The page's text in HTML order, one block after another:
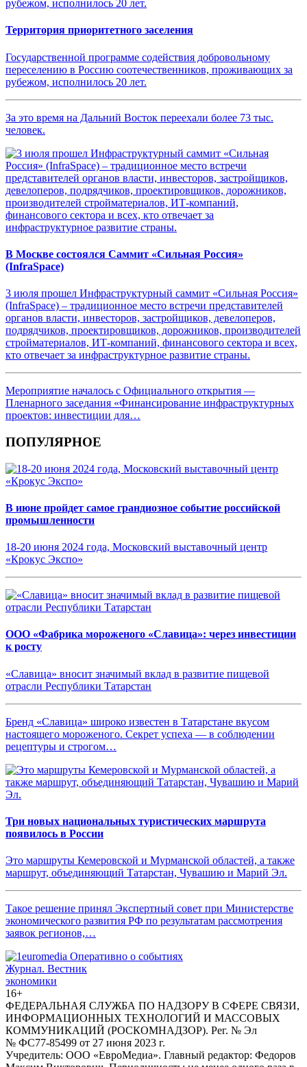
Территория приоритетного заселения
Государственной программе содействия добровольному
переселению в Россию соотечественников, проживающих за
рубежом, исполнилось 20 лет.
За это время на Дальний Восток переехали более 73 тыс.
человек.
В Москве состоялся Саммит «Сильная Россия»
(InfraSpace)
3 июля прошел Инфраструктурный саммит «Сильная Россия»
(InfraSpace) – традиционное место встречи представителей
органов власти, инвесторов, застройщиков, девелоперов,
подрядчиков, проектировщиков, дорожников, производителей
стройматериалов, ИТ-компаний, финансового сектора и всех,
кто отвечает за инфраструктурное развитие страны.
Мероприятие началось с Официального открытия —
Пленарного заседания «Финансирование инфраструктурных
проектов: инвестиции для…
ПОПУЛЯРНОЕ
В июне пройдет самое грандиозное событие российской
промышленности
18-20 июня 2024 года, Московский выставочный центр
«Крокус Экспо»
ООО «Фабрика мороженого «Славица»: через инвестиции
к росту
«Славица» вносит значимый вклад в развитие пищевой
отрасли Республики Татарстан
Бренд «Славица» широко известен в Татарстане вкусом
настоящего мороженого. Секрет успеха — в соблюдении
рецептуры и строгом…
Три новых национальных туристических маршрута
появилось в России
Это маршруты Кемеровской и Мурманской областей, а также
маршрут, объединяющий Татарстан, Чувашию и Марий Эл.
Такое решение принял Экспертный совет при Министерстве
экономического развития РФ по результатам рассмотрения
заявок регионов,…
Журнал. Вестник
экономики
16+
ФЕДЕРАЛЬНАЯ СЛУЖБА ПО НАДЗОРУ В СФЕРЕ СВЯЗИ,
ИНФОРМАЦИОННЫХ ТЕХНОЛОГИЙ И МАССОВЫХ
КОММУНИКАЦИЙ (РОСКОМНАДЗОР). Рег. № Эл
№ ФС77-85499 от 27 июня 2023 г.
Учредитель: ООО «ЕвроМедиа». Главный редактор: Федоров